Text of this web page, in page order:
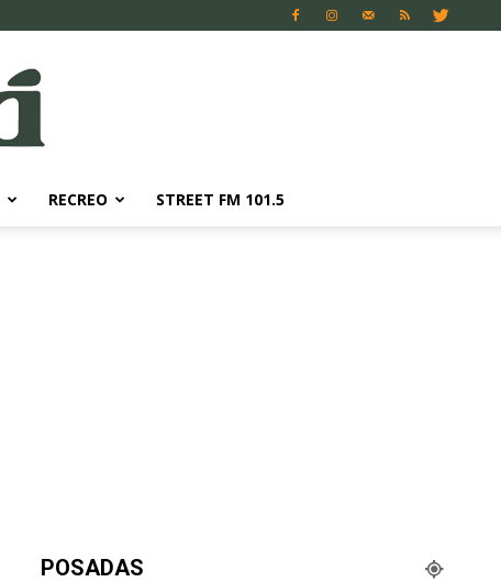
RECREO STREET FM 101.5
POSADAS